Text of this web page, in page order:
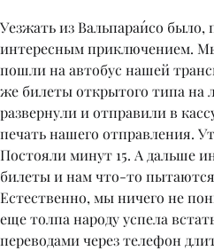
Уезжать из Вальпараи́со
интересным приключением.
пошли на автобус нашей
же билеты открытого типа на
развернули и отправили в
печать нашего отправления.
Постояли минут 15. А дальше
билеты и нам что-то
Естественно, мы ничего не
еще толпа народу успела
переводами через телефон